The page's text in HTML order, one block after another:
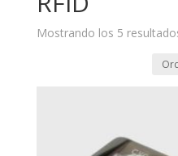
Mostrando los 5